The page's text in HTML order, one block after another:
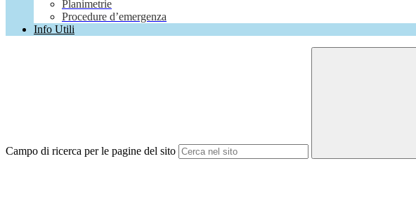
Planimetrie
Procedure d’emergenza
Info Utili
Campo di ricerca per le pagine del sito